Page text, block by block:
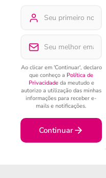
Ao clicar em 'Continuar', declaro
que conheço a Política de
Privacidadeda meutudo e
autorizo a utilização das minhas
informações para receber e-
mails e notificações.
Continuar